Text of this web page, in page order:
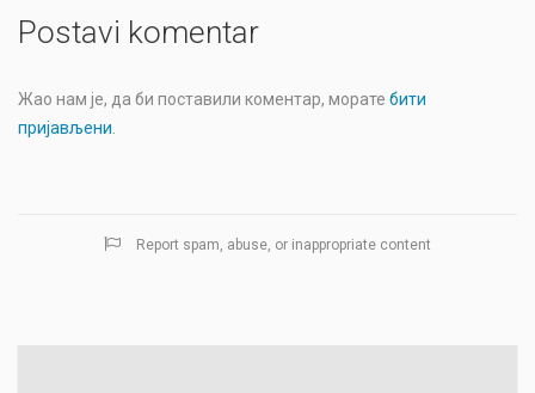
Postavi komentar
Жао нам је, да би поставили коментар, морате бити
пријављени
Report spam, abuse, or inappropriate content